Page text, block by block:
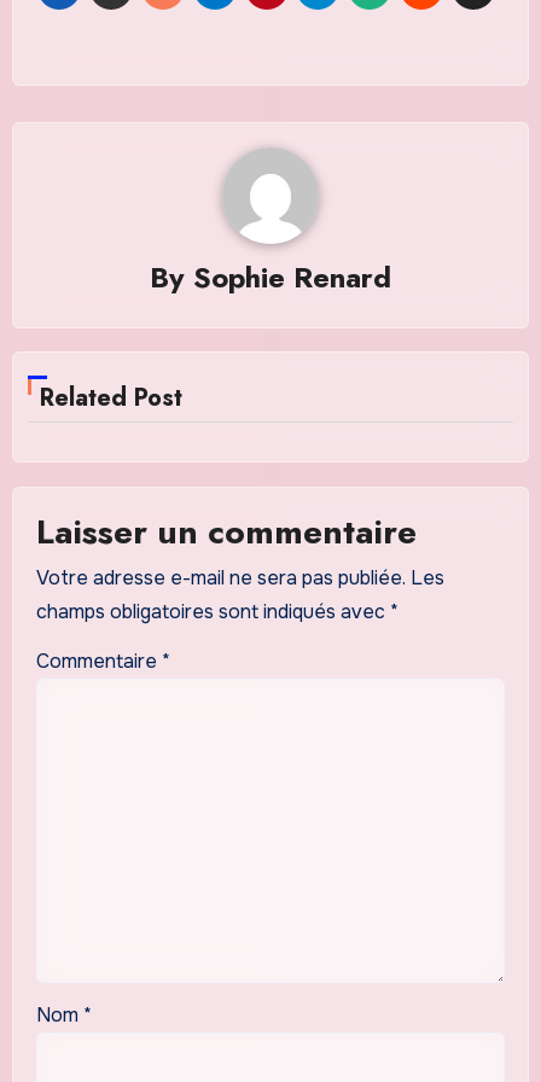
By Sophie Renard
Related Post
Laisser un commentaire
Votre adresse e-mail ne sera pas publiée. Les
champs obligatoires sont indiqués avec *
Commentaire *
Nom *